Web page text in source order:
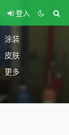
登入
涂装
皮肤
更多